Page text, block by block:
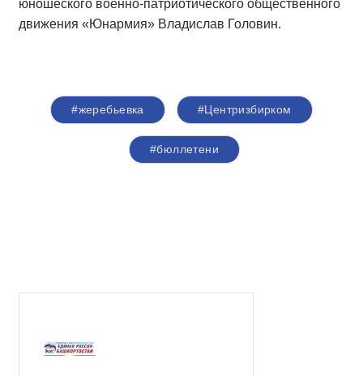
юношеского военно-патриотического общественного
движения «Юнармия» Владислав Головин.
#жеребьевка #Центризбирком
#бюллетени